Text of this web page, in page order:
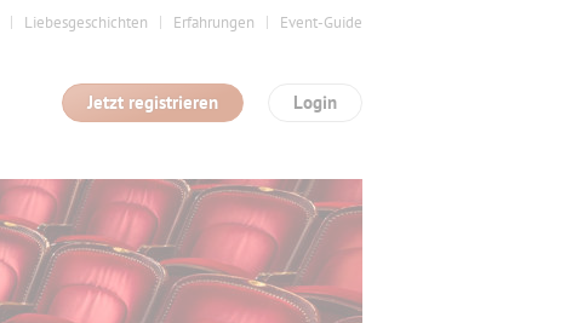
Liebesgeschichten Erfahrungen Event-Guide
Login
Jetzt registrieren